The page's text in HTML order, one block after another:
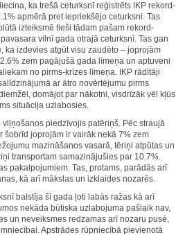
ka trešā ceturksnī reģistrēts IKP rekord-
apmērā pret iepriekšējo ceturksni. Tas
izteiksmē tieši tādam pašam rekord-
vilnī gada otrajā ceturksnī. Tas gan
ka izdevies atgūt visu zaudēto – joprojām
zem pagājušā gada līmeņa un aptuveni
no pirms-krīzes līmeņa. IKP rādītāji
ar ātro novērtējumu pirms
domājot par nākotni, visdrīzāk vēl kļūs
situācija uzlabosies.
viļņošanos piedzīvojis patēriņš. Pēc straujā
šobrīd joprojām ir vairāk nekā 7% zem
mazināšanos vasarā, tēriņi atpūtas un
transportam samazinājušies par 10.7%.
pakalpojumiem. Tas, protams, parādās arī
kā arī mākslas un izklaides nozarēs.
balstīja šī gada ļoti labās ražas kā arī
nekāda būtiska uzlabojuma pašlaik nav,
un neveiksmes redzamas arī nozaru pusē,
Apstrādes rūpniecībā pievienotā